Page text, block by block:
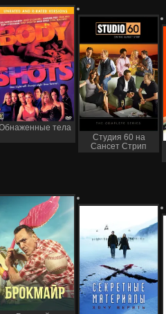
тела
Студия 60 на
Сансет Стрип